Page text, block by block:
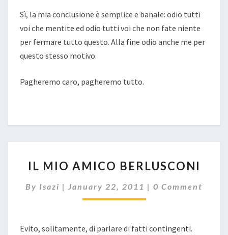
Sì, la mia conclusione è semplice e banale: odio tutti
voi che mentite ed odio tutti voi che non fate niente
per fermare tutto questo. Alla fine odio anche me per
questo stesso motivo.
Pagheremo caro, pagheremo tutto.
MIO
BERLUSCONI
IL MIO AMICO BERLUSCONI
By Isazi | January 22, 2011 | Comments
0 Comment
Evito, solitamente, di parlare di fatti contingenti.